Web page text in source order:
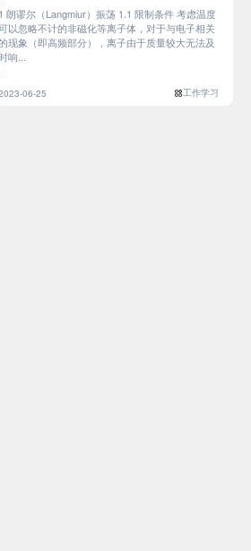
1 朗谬尔（Langmiur）振荡 1.1 限制条件 考虑温度
以忽略不计的非磁化等离子体，对于与电子相关
现象（即高频部分），离子由于质量较大无法及
响...
06-25 工作学习